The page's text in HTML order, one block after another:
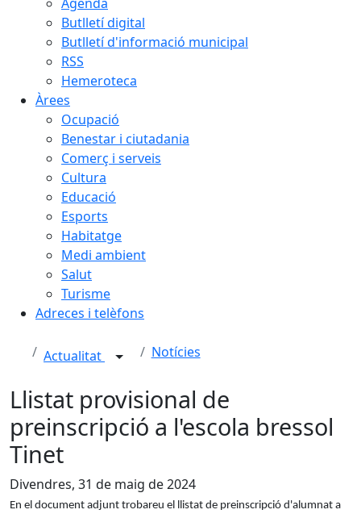
Butlletí digital
Butlletí d'informació municipal
RSS
Hemeroteca
Àrees
Ocupació
Benestar i ciutadania
Comerç i serveis
Cultura
Educació
Esports
Habitatge
Medi ambient
Salut
Turisme
Adreces i telèfons
Actualitat Notícies
Llistat provisional de
preinscripció a l'escola bressol
Tinet
Divendres, 31 de maig de 2024
En el document adjunt trobareu el llistat de preinscripció d'alumnat a